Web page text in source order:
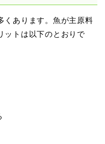
くあります。魚が主原料
ットは以下のとおりで